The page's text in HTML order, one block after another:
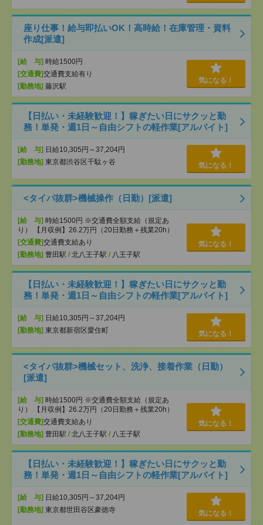
座り仕事！給与即払いOK！高時給！在庫管理・資料
作成[派遣]
[給 与] 時給1500円
[交通費]交通費支給有り
[勤務地] 藤沢駅
気になる！
【日払い・未経験歓迎！】稼ぎたい日にサクッと勤
務！単発・週1日～自由シフトの軽作業[アルバイト]
[給 与] 日給10,305円～37,204円
[勤務地] 東京都渋谷区千駄ヶ谷 気になる！
<タイパ抜群>機械操作（日勤）[派遣]
[給 与] 時給1500円 ※交通費全額支給（規定あ
り） 【月収例】26.2万円（20日勤務＋残業20h）
[交通費]交通費支給あり
[勤務地] 豊田駅 / 北八王子駅 / 八王子駅
気になる！
【日払い・未経験歓迎！】稼ぎたい日にサクッと勤
務！単発・週1日～自由シフトの軽作業[アルバイト]
[給 与] 日給10,305円～37,204円
[勤務地] 東京都新宿区愛住町 気になる！
<タイパ抜群>機械セット、洗浄、接着作業（日勤）
[派遣]
[給 与] 時給1500円 ※交通費全額支給（規定あ
り） 【月収例】26.2万円（20日勤務＋残業20h）
[交通費]交通費支給あり
[勤務地] 豊田駅 / 北八王子駅 / 八王子駅
気になる！
【日払い・未経験歓迎！】稼ぎたい日にサクッと勤
務！単発・週1日～自由シフトの軽作業[アルバイト]
[給 与] 日給10,305円～37,204円
[勤務地] 東京都世田谷区豪徳寺 気になる！